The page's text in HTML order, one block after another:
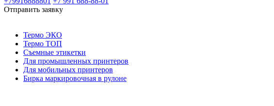
Отправить заявку
Термо ЭКО
Термо ТОП
Съемные этикетки
Для промышленных принтеров
Для мобильных принтеров
Бирка маркировочная в рулоне